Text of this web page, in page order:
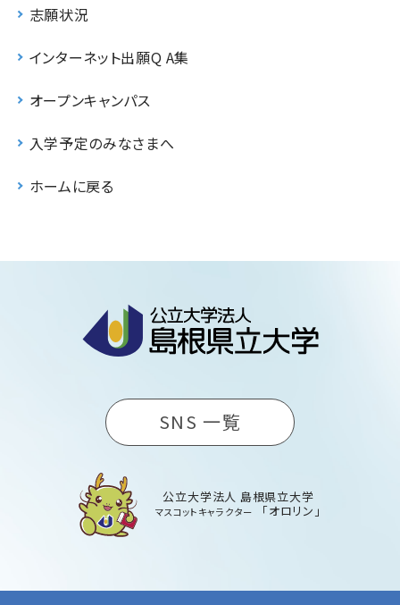
志願状況
インターネット出願Q A集
オープンキャンパス
入学予定のみなさまへ
ホームに戻る
SNS 一覧
公立大学法人 島根県立大学
マスコットキャラクター 「オロリン」